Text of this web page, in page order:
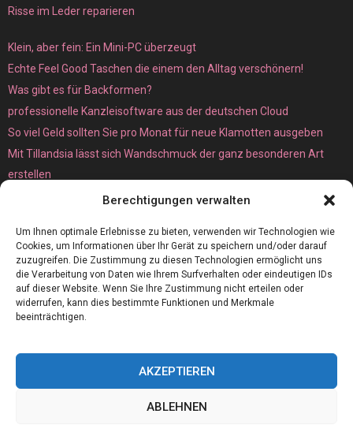
Berechtigungen verwalten
Um Ihnen optimale Erlebnisse zu bieten, verwenden wir Technologien wie
Cookies, um Informationen über Ihr Gerät zu speichern und/oder darauf
zuzugreifen. Die Zustimmung zu diesen Technologien ermöglicht uns
die Verarbeitung von Daten wie Ihrem Surfverhalten oder eindeutigen IDs
auf dieser Website. Wenn Sie Ihre Zustimmung nicht erteilen oder
widerrufen, kann dies bestimmte Funktionen und Merkmale
beeinträchtigen.
AKZEPTIEREN
ABLEHNEN
Risse im Leder reparieren
Klein, aber fein: Ein Mini-PC überzeugt
Echte Feel Good Taschen die einem den Alltag verschönern!
Was gibt es für Backformen?
professionelle Kanzleisoftware aus der deutschen Cloud
So viel Geld sollten Sie pro Monat für neue Klamotten ausgeben
Mit Tillandsia lässt sich Wandschmuck der ganz besonderen Art
erstellen
Unterschied zwischen Bare-Metal- und Dedicated Server